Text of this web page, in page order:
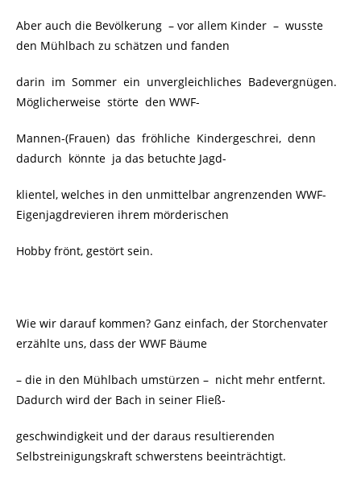
Aber auch die Bevölkerung – vor allem Kinder – wusste
den Mühlbach zu schätzen und fanden
darin im Sommer ein unvergleichliches Badevergnügen.
Möglicherweise störte den WWF-
Mannen-(Frauen) das fröhliche Kindergeschrei, denn
dadurch könnte ja das betuchte Jagd-
klientel, welches in den unmittelbar angrenzenden WWF-
Eigenjagdrevieren ihrem mörderischen
Hobby frönt, gestört sein.
Wie wir darauf kommen? Ganz einfach, der Storchenvater
erzählte uns, dass der WWF Bäume
– die in den Mühlbach umstürzen – nicht mehr entfernt.
Dadurch wird der Bach in seiner Fließ-
geschwindigkeit und der daraus resultierenden
Selbstreinigungskraft schwerstens beeinträchtigt.